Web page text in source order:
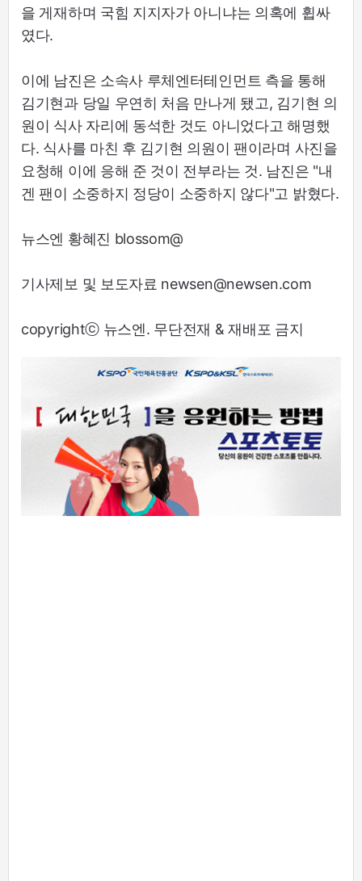
을 게재하며 국힘 지지자가 아니냐는 의혹에 휩싸
였다.
이에 남진은 소속사 루체엔터테인먼트 측을 통해
김기현과 당일 우연히 처음 만나게 됐고, 김기현 의
원이 식사 자리에 동석한 것도 아니었다고 해명했
다. 식사를 마친 후 김기현 의원이 팬이라며 사진을
요청해 이에 응해 준 것이 전부라는 것. 남진은 "내
겐 팬이 소중하지 정당이 소중하지 않다"고 밝혔다.
뉴스엔 황혜진 blossom@
기사제보 및 보도자료 newsen@newsen.com
copyrightⓒ 뉴스엔. 무단전재 & 재배포 금지